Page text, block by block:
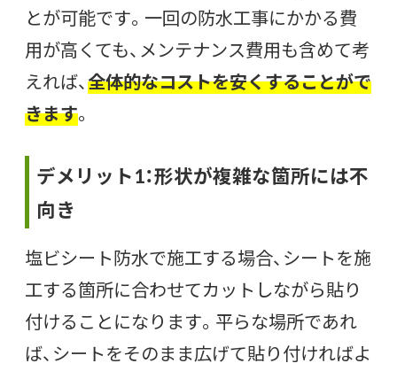
とが可能です。一回の防水工事にかかる費
用が高くても、メンテナンス費用も含めて考
えれば、全体的なコストを安くすることがで
きます。
デメリット1：形状が複雑な箇所には不
向き
塩ビシート防水で施工する場合、シートを施
工する箇所に合わせてカットしながら貼り
付けることになります。平らな場所であれ
ば、シートをそのまま広げて貼り付ければよ